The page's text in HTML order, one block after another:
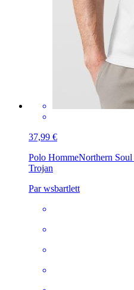
37,99 €
Polo HommeNorthern
Trojan
Par wsbartlett